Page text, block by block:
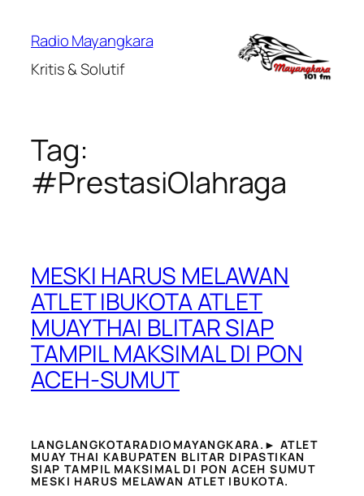
Radio Mayangkara
Kritis & Solutif
Tag:
#PrestasiOlahraga
MESKI HARUS MELAWAN
ATLET IBUKOTA ATLET
MUAYTHAI BLITAR SIAP
TAMPIL MAKSIMAL DI PON
ACEH-SUMUT
LANGLANGKOTARADIOMAYANGKARA.► ATLET
MUAY THAI KABUPATEN BLITAR DIPASTIKAN
SIAP TAMPIL MAKSIMAL DI PON ACEH SUMUT
MESKI HARUS MELAWAN ATLET IBUKOTA.